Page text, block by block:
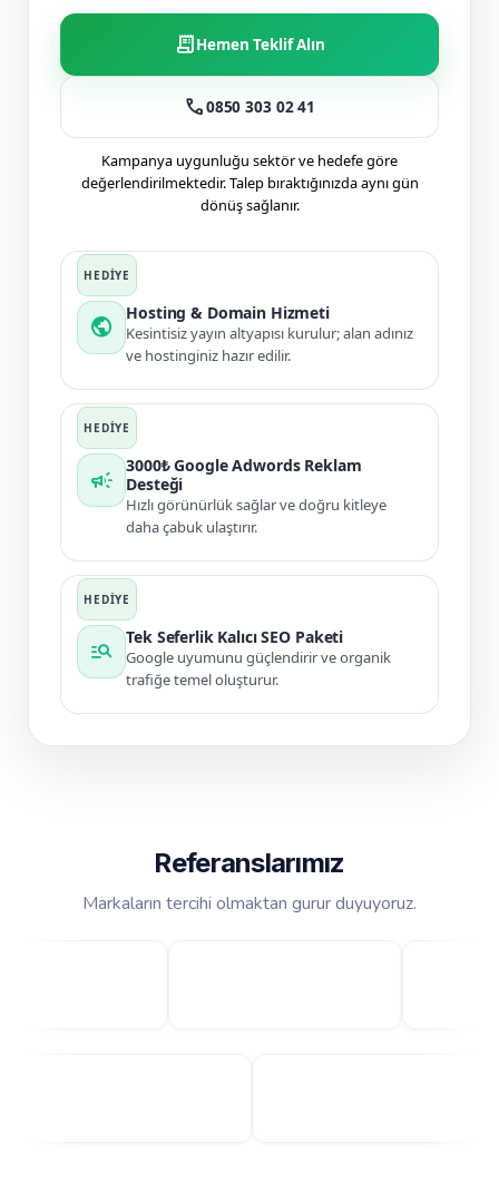
receipt_longHemen Teklif Alın
call0850 303 02 41
Kampanya uygunluğu sektör ve hedefe göre
değerlendirilmektedir. Talep bıraktığınızda aynı gün
dönüş sağlanır.
public
Hosting & Domain Hizmeti
Kesintisiz yayın altyapısı kurulur; alan adınız
ve hostinginiz hazır edilir.
campaign
3000₺ Google Adwords Reklam
Desteği
Hızlı görünürlük sağlar ve doğru kitleye
daha çabuk ulaştırır.
manage_search
Tek Seferlik Kalıcı SEO Paketi
Google uyumunu güçlendirir ve organik
trafiğe temel oluşturur.
Referanslarımız
Markaların tercihi olmaktan gurur duyuyoruz.